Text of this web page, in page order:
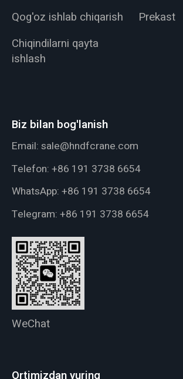
Qog'oz ishlab chiqarish
Prekast
Chiqindilarni qayta
ishlash
Biz bilan bog'lanish
Email: sale@hndfcrane.com
Telefon: +86 191 3738 6654
WhatsApp: +86 191 3738 6654
Telegram: +86 191 3738 6654
WeChat
Ortimizdan yuring